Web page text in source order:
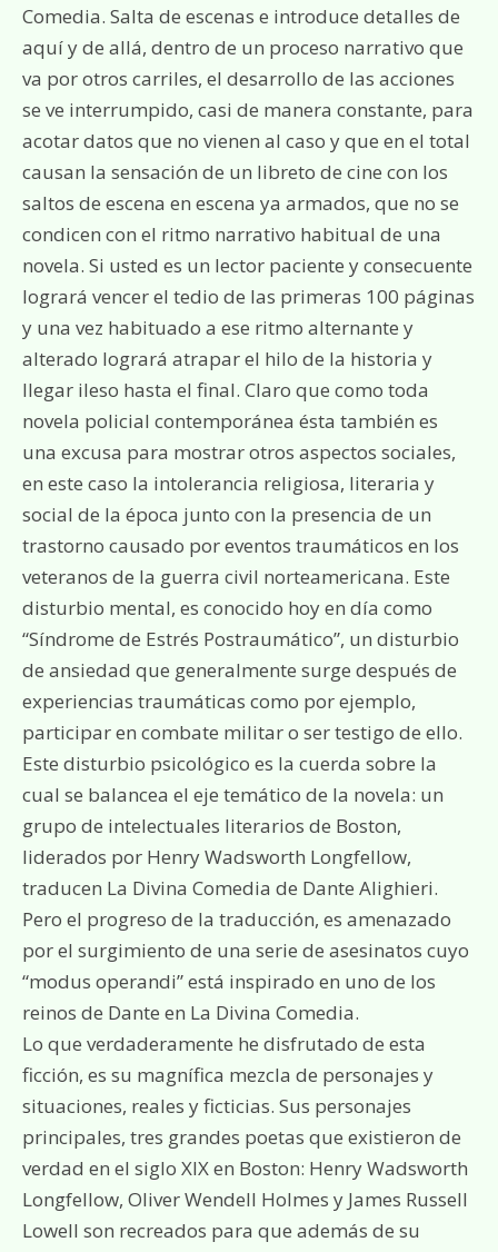
Comedia. Salta de escenas e introduce detalles de
aquí y de allá, dentro de un proceso narrativo que
va por otros carriles, el desarrollo de las acciones
se ve interrumpido, casi de manera constante, para
acotar datos que no vienen al caso y que en el total
causan la sensación de un libreto de cine con los
saltos de escena en escena ya armados, que no se
condicen con el ritmo narrativo habitual de una
novela. Si usted es un lector paciente y consecuente
logrará vencer el tedio de las primeras 100 páginas
y una vez habituado a ese ritmo alternante y
alterado logrará atrapar el hilo de la historia y
llegar ileso hasta el final. Claro que como toda
novela policial contemporánea ésta también es
una excusa para mostrar otros aspectos sociales,
en este caso la intolerancia religiosa, literaria y
social de la época junto con la presencia de un
trastorno causado por eventos traumáticos en los
veteranos de la guerra civil norteamericana. Este
disturbio mental, es conocido hoy en día como
“Síndrome de Estrés Postraumático”, un disturbio
de ansiedad que generalmente surge después de
experiencias traumáticas como por ejemplo,
participar en combate militar o ser testigo de ello.
Este disturbio psicológico es la cuerda sobre la
cual se balancea el eje temático de la novela: un
grupo de intelectuales literarios de Boston,
liderados por Henry Wadsworth Longfellow,
traducen La Divina Comedia de Dante Alighieri.
Pero el progreso de la traducción, es amenazado
por el surgimiento de una serie de asesinatos cuyo
“modus operandi” está inspirado en uno de los
reinos de Dante en La Divina Comedia.
Lo que verdaderamente he disfrutado de esta
ficción, es su magnífica mezcla de personajes y
situaciones, reales y ficticias. Sus personajes
principales, tres grandes poetas que existieron de
verdad en el siglo XIX en Boston: Henry Wadsworth
Longfellow, Oliver Wendell Holmes y James Russell
Lowell son recreados para que además de su